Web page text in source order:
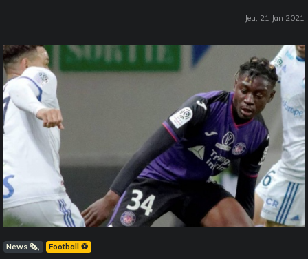
Jeu, 21 Jan 2021
News 🗞️ Football ⚽️